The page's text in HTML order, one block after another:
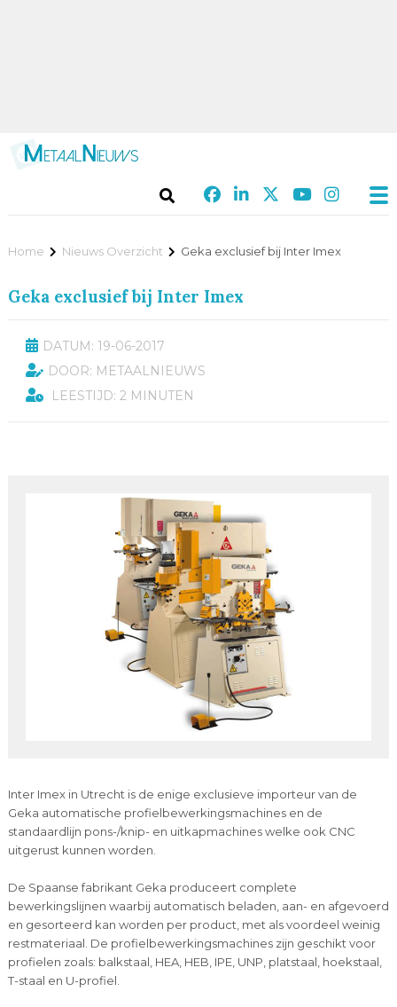
Home Nieuws Overzicht Geka exclusief bij Inter Imex
Geka exclusief bij Inter Imex
DATUM: 19-06-2017
DOOR: METAALNIEUWS
LEESTIJD: 2 MINUTEN
Inter Imex in Utrecht is de enige exclusieve importeur van de
Geka automatische profielbewerkingsmachines en de
standaardlijn pons-/knip- en uitkapmachines welke ook CNC
uitgerust kunnen worden.
De Spaanse fabrikant Geka produceert complete
bewerkingslijnen waarbij automatisch beladen, aan- en afgevoerd
en gesorteerd kan worden per product, met als voordeel weinig
restmateriaal. De profielbewerkingsmachines zijn geschikt voor
profielen zoals: balkstaal, HEA, HEB, IPE, UNP, platstaal, hoekstaal,
T-staal en U-profiel.